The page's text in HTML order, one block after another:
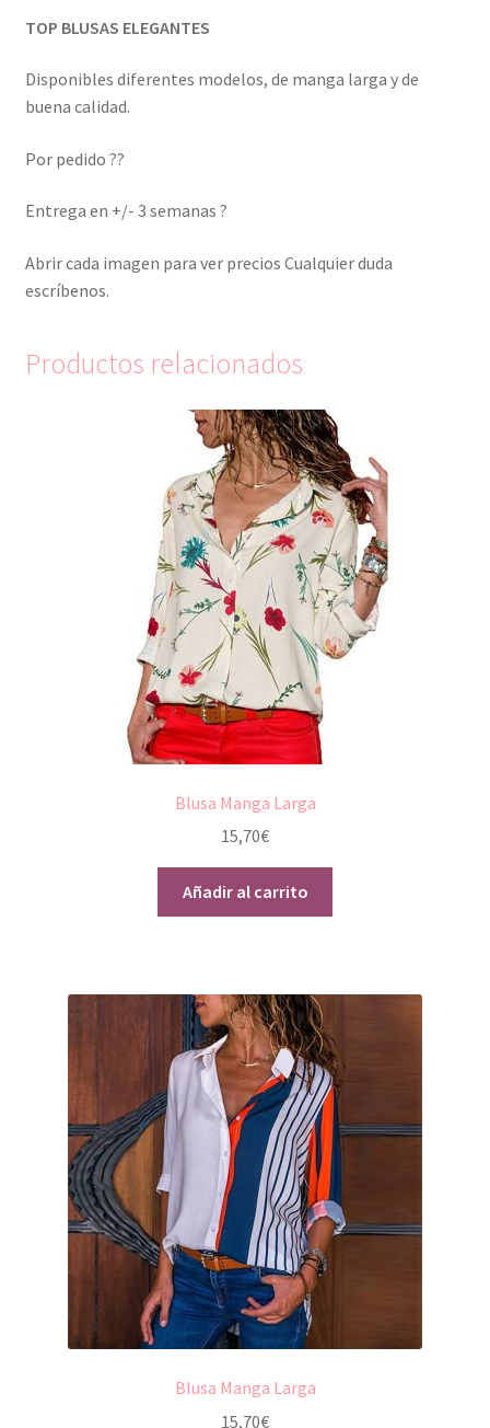
TOP BLUSAS ELEGANTES
Disponibles diferentes modelos, de manga larga y de
buena calidad.
Por pedido ??
Entrega en +/- 3 semanas ?
Abrir cada imagen para ver precios Cualquier duda
escríbenos.
Productos relacionados
Blusa Manga Larga
15,70€
Añadir al carrito
Blusa Manga Larga
15,70€